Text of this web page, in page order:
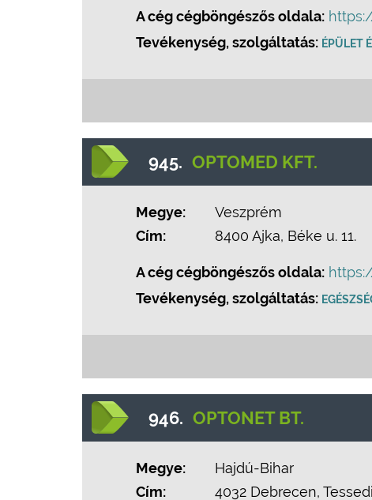
A cég cégböngészős oldala:
Tevékenység, szolgáltatás: ÉPÜLET
945. OPTOMED KFT.
Megye:
Veszprém
Cím:
8400 Ajka, Béke u. 11.
A cég cégböngészős oldala:
Tevékenység, szolgáltatás:
946. OPTONET BT.
Megye:
Hajdú-Bihar
Cím:
4032 Debrecen,